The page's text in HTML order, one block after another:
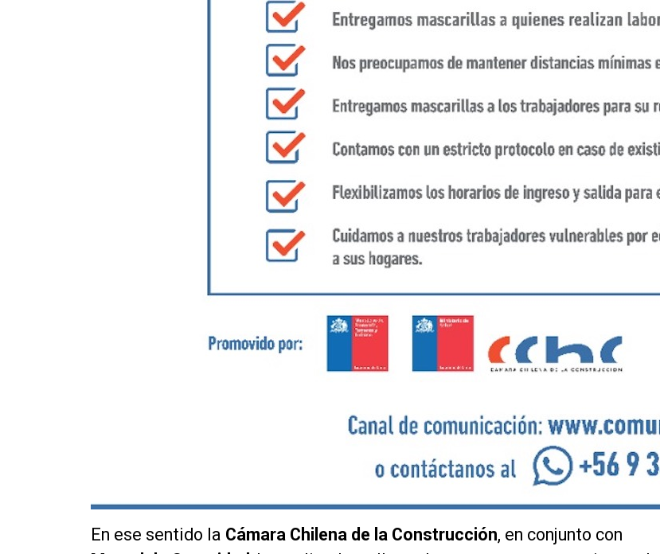
En ese sentido la Cámara Chilena de la Construcción, en conjunto con